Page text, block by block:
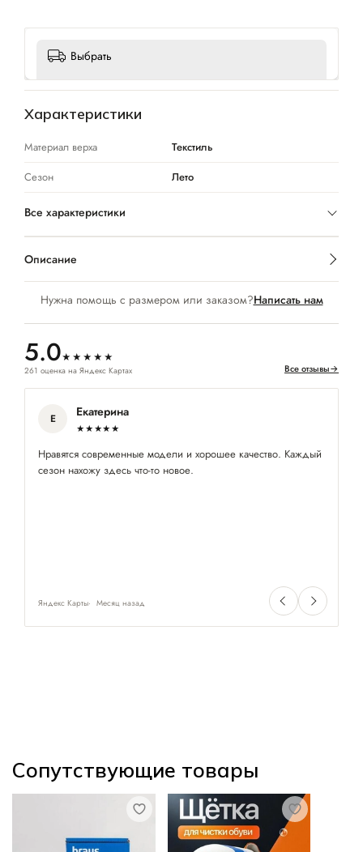
Выбрать
Нужна помощь с размером или заказом?Написать нам
5.0★★★★★
261 оценка на Яндекс Картах Все отзывы→
Е Екатерина
★★★★★
Нравятся современные модели и хорошее качество. Каждый
сезон нахожу здесь что-то новое.
Яндекс Карты Месяц назад
Характеристики
Материал верха
Текстиль
Сезон
Лето
Все характеристики
Описание
Сопутствующие товары